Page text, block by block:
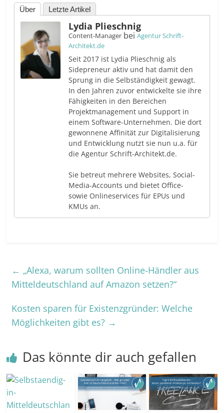
Über Letzte Artikel
Lydia Plieschnig
Content-Manager beiAgentur Schrift-
Architekt.de
Seit 2017 ist Lydia Plieschnig als
Sidepreneur aktiv und hat damit den
Sprung in die Selbständigkeit gewagt.
In den Jahren zuvor entwickelte sie ihre
Fähigkeiten in den Bereichen
Projektmanagement und Support in
einem Software-Unternehmen. Die dort
gewonnene Affinität zur Digitalisierung
und Entwicklung nutzt sie nun u.a. für
die Agentur Schrift-Architekt.de.
Sie betreut mehrere Websites, Social-
Media-Accounts und bietet Office-
sowie Onlineservices für EPUs und
KMUs an.
← „Alexa, warum sollten Online-Händler aus
Mitteldeutschland auf Amazon setzen?“
Kosten sparen für Existenzgründer: Welche
Möglichkeiten gibt es? →
Das könnte dir auch gefallen